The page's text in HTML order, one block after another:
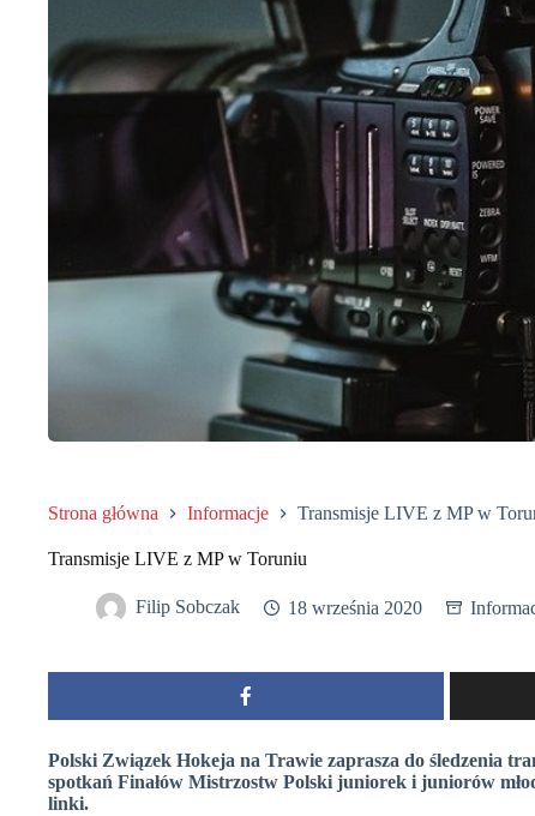
Strona główna Informacje Transmisje LIVE z MP w
Transmisje LIVE z MP w Toruniu
Filip Sobczak 18 września 2020
Polski Związek Hokeja na Trawie zaprasza do śledzenia
spotkań Finałów Mistrzostw Polski juniorek i juniorów
linki.